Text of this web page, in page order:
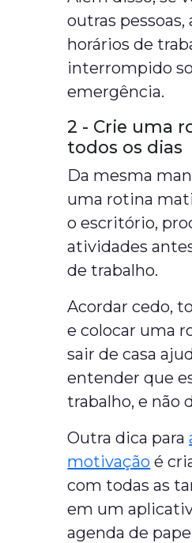
outras pessoas,
horários de
interrompido
emergência.
2 - Crie uma
todos os dias
Da mesma
uma rotina
o escritório,
atividades
de trabalho.
Acordar cedo,
e colocar uma
sair de casa
entender que
trabalho, e não
Outra dica para
motivação é
com todas as
em um
agenda de